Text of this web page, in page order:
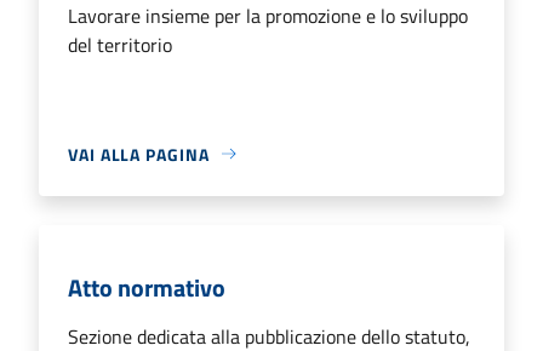
Lavorare insieme per la promozione e lo sviluppo
del territorio
VAI ALLA PAGINA
Atto normativo
Sezione dedicata alla pubblicazione dello statuto,